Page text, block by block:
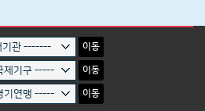
이동
이동
이동